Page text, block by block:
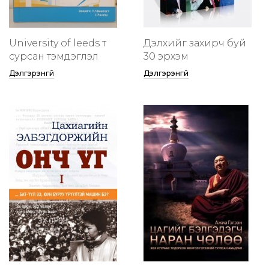
University of leeds т
сурсан тэмдэглэл
Дэлгэрэнгүй
Дэлхийг захирч буй
30 эрхэм
Дэлгэрэнгүй